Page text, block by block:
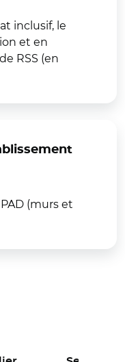
inclusif, le
et en
RSS (en
(murs et